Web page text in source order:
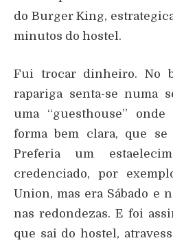
do Burger King,
minutos do hostel.
Fui trocar dinheiro. No
rapariga senta-se numa
uma “guesthouse”
forma bem clara, que se
Preferia um
credenciado, por
Union, mas era Sábado e
nas redondezas. E foi
que sai do hostel,